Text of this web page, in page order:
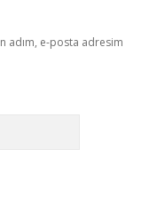
adım, e-posta adresim